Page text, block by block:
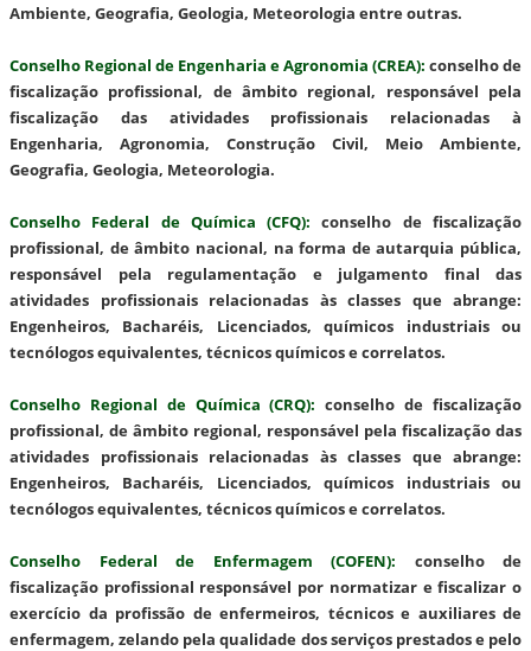
Ambiente, Geografia, Geologia, Meteorologia entre outras.
Conselho Regional de Engenharia e Agronomia (CREA): conselho de
fiscalização profissional, de âmbito regional, responsável pela
fiscalização das atividades profissionais relacionadas à
Engenharia, Agronomia, Construção Civil, Meio Ambiente,
Geografia, Geologia, Meteorologia.
Conselho Federal de Química (CFQ): conselho de fiscalização
profissional, de âmbito nacional, na forma de autarquia pública,
responsável pela regulamentação e julgamento final das
atividades profissionais relacionadas às classes que abrange:
Engenheiros, Bacharéis, Licenciados, químicos industriais ou
tecnólogos equivalentes, técnicos químicos e correlatos.
Conselho Regional de Química (CRQ): conselho de fiscalização
profissional, de âmbito regional, responsável pela fiscalização das
atividades profissionais relacionadas às classes que abrange:
Engenheiros, Bacharéis, Licenciados, químicos industriais ou
tecnólogos equivalentes, técnicos químicos e correlatos.
Conselho Federal de Enfermagem (COFEN): conselho de
fiscalização profissional responsável por normatizar e fiscalizar o
exercício da profissão de enfermeiros, técnicos e auxiliares de
enfermagem, zelando pela qualidade dos serviços prestados e pelo